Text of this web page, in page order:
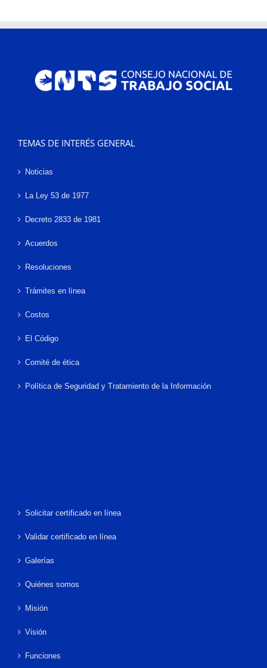
TEMAS DE INTERÉS GENERAL
Noticias
La Ley 53 de 1977
Decreto 2833 de 1981
Acuerdos
Resoluciones
Trámites en línea
Costos
El Código
Comité de ética
Política de Seguridad y Tratamiento de la Información
Solicitar certificado en línea
Validar certificado en línea
Galerías
Quiénes somos
Misión
Visión
Funciones